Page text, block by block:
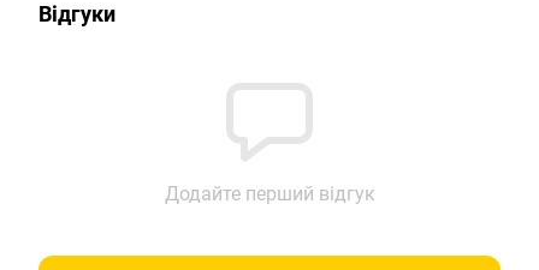
Відгуки
Додайте перший відгук